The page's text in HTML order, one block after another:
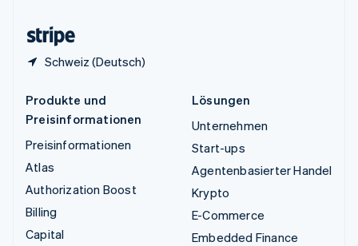
Schweiz (Deutsch)
Produkte und
Preisinformationen
Preisinformationen
Atlas
Authorization Boost
Billing
Capital
Lösungen
Unternehmen
Start-ups
Agentenbasierter Handel
Krypto
E-Commerce
Embedded Finance